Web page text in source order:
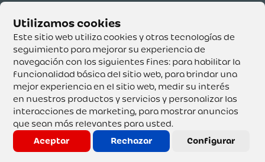
Este sitio web utiliza cookies y otras tecnologías de
seguimiento para mejorar su experiencia de
navegación con los siguientes fines: para habilitar la
funcionalidad básica del sitio web, para brindar una
mejor experiencia en el sitio web, medir su interés
en nuestros productos y servicios y personalizar las
interacciones de marketing, para mostrar anuncios
que sean más relevantes para usted.
Aceptar
Rechazar Configurar
Supertiendas y Drogería Olímpica S.A. - Nit 890.107.487 -
Dirección de notificación: Calle 53 No. 46-192 local 3-01
Teléfono: 3232540999 - Correo:
servicioalcliente@olimpica.com.co
Copyright o Actualización 2023 OLÍMPICA S.A. Derechos
Reservados.